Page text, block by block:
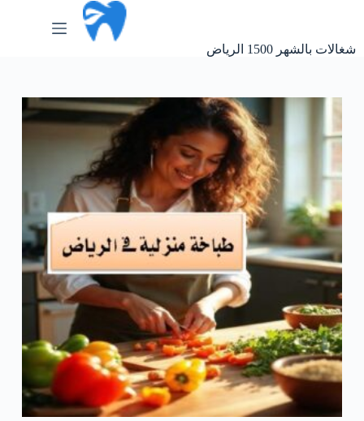
شغالات بالشهر 1500 الرياض